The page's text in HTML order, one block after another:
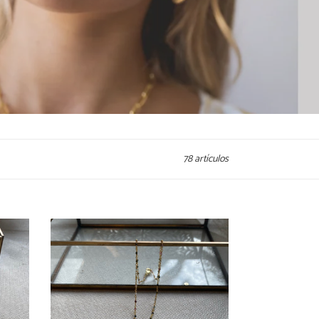
78 artículos
Collar
Detente
Piedras
Oro